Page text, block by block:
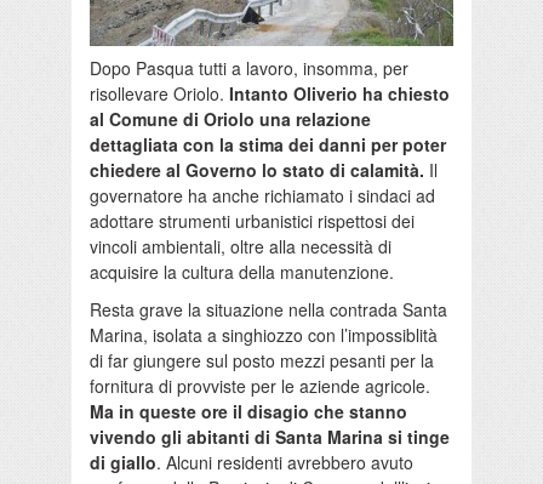
Dopo Pasqua tutti a lavoro, insomma, per
risollevare Oriolo. Intanto Oliverio ha chiesto
al Comune di Oriolo una relazione
dettagliata con la stima dei danni per poter
chiedere al Governo lo stato di calamità. Il
governatore ha anche richiamato i sindaci ad
adottare strumenti urbanistici rispettosi dei
vincoli ambientali, oltre alla necessità di
acquisire la cultura della manutenzione.
Resta grave la situazione nella contrada Santa
Marina, isolata a singhiozzo con l’impossiblità
di far giungere sul posto mezzi pesanti per la
fornitura di provviste per le aziende agricole.
Ma in queste ore il disagio che stanno
vivendo gli abitanti di Santa Marina si tinge
di giallo. Alcuni residenti avrebbero avuto